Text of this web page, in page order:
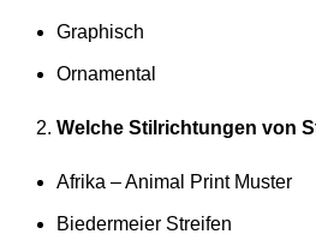
Graphisch
Ornamental
Welche Stilrichtungen von
Afrika – Animal Print Muster
Biedermeier Streifen